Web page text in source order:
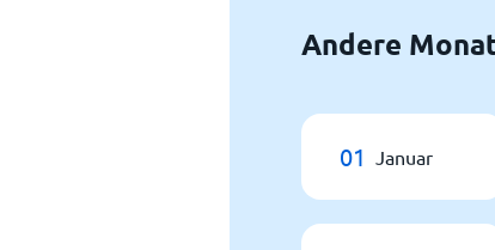
Andere
01 Januar